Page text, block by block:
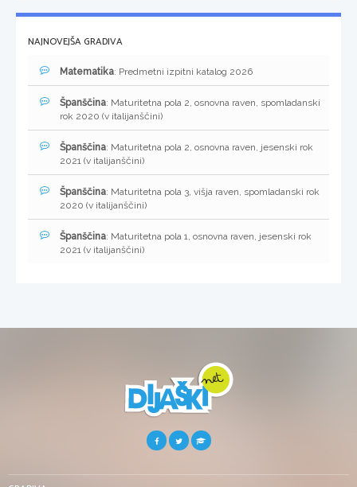
NAJNOVEJŠA GRADIVA
Matematika: Predmetni izpitni katalog 2026
Španščina: Maturitetna pola 2, osnovna raven, spomladanski
rok 2020 (v italijanščini)
Španščina: Maturitetna pola 2, osnovna raven, jesenski rok
2021 (v italijanščini)
Španščina: Maturitetna pola 3, višja raven, spomladanski rok
2020 (v italijanščini)
Španščina: Maturitetna pola 1, osnovna raven, jesenski rok
2021 (v italijanščini)